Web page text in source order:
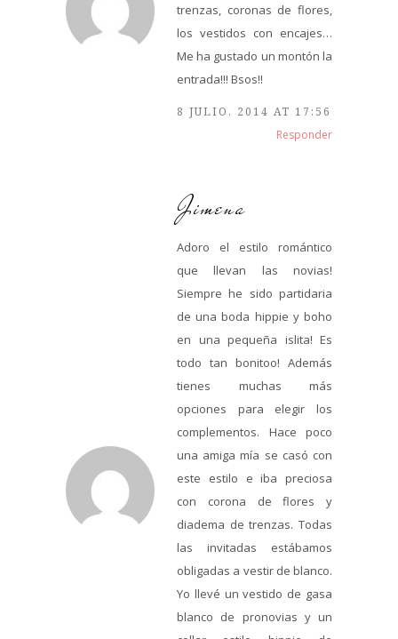
trenzas, coronas de flores,
los vestidos con encajes…
Me ha gustado un montón la
entrada!!! Bsos!!
8 JULIO, 2014 AT 17:56
Responder
Jimena
Adoro el estilo romántico
que llevan las novias!
Siempre he sido partidaria
de una boda hippie y boho
en una pequeña islita! Es
todo tan bonitoo! Además
tienes muchas más
opciones para elegir los
complementos. Hace poco
una amiga mía se casó con
este estilo e iba preciosa
con corona de flores y
diadema de trenzas. Todas
las invitadas estábamos
obligadas a vestir de blanco.
Yo llevé un vestido de gasa
blanco de pronovias y un